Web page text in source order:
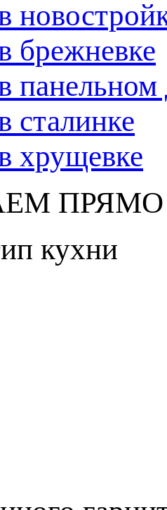
брежневке
панельном
сталинке
хрущевке
кухни